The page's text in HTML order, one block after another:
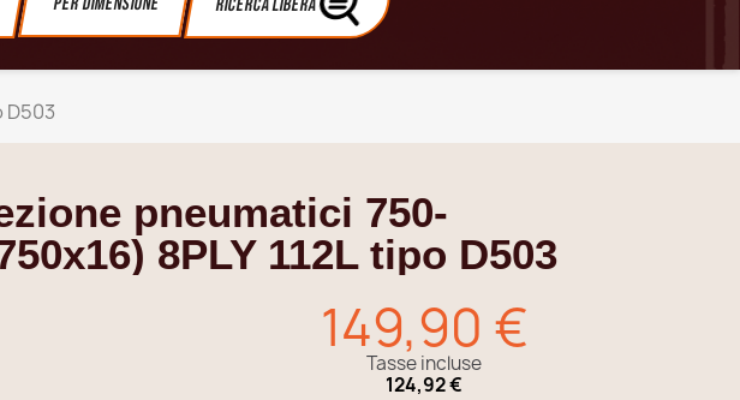
Per dimensione Ricerca libera
D503
pneumatici 750-
8PLY 112L tipo D503
149,90 €
Tasse incluse
124,92 €